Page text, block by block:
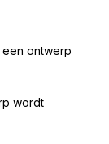
ontwerp
wordt